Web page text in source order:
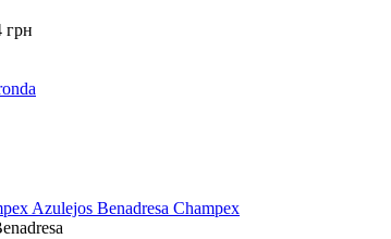
грн
Azulejos Benadresa Champex